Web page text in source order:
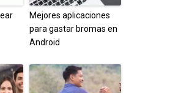
Mejores aplicaciones
para gastar bromas en
Android